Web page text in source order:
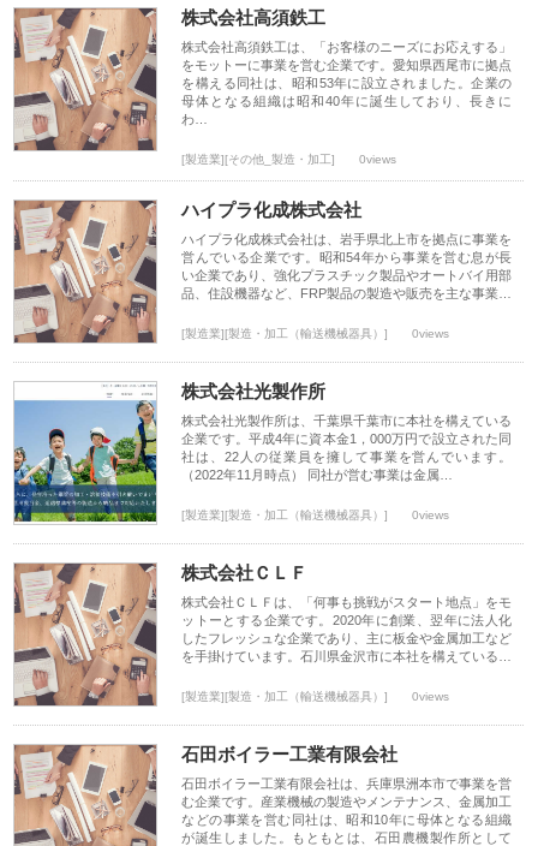
株式会社高須鉄工
株式会社高須鉄工は、「お客様のニーズにお応えする」
をモットーに事業を営む企業です。愛知県西尾市に拠点
を構える同社は、昭和53年に設立されました。企業の
母体となる組織は昭和40年に誕生しており、長きに
わ…
[製造業][その他_製造・加工] 0views
ハイプラ化成株式会社
ハイプラ化成株式会社は、岩手県北上市を拠点に事業を
営んでいる企業です。昭和54年から事業を営む息が長
い企業であり、強化プラスチック製品やオートバイ用部
品、住設機器など、FRP製品の製造や販売を主な事業…
[製造業][製造・加工（輸送機械器具）] 0views
株式会社光製作所
株式会社光製作所は、千葉県千葉市に本社を構えている
企業です。平成4年に資本金1，000万円で設立された同
社は、22人の従業員を擁して事業を営んでいます。
（2022年11月時点） 同社が営む事業は金属…
[製造業][製造・加工（輸送機械器具）] 0views
株式会社ＣＬＦ
株式会社ＣＬＦは、「何事も挑戦がスタート地点」をモ
ットーとする企業です。2020年に創業、翌年に法人化
したフレッシュな企業であり、主に板金や金属加工など
を手掛けています。石川県金沢市に本社を構えている…
[製造業][製造・加工（輸送機械器具）] 0views
石田ボイラー工業有限会社
石田ボイラー工業有限会社は、兵庫県洲本市で事業を営
む企業です。産業機械の製造やメンテナンス、金属加工
などの事業を営む同社は、昭和10年に母体となる組織
が誕生しました。もともとは、石田農機製作所として